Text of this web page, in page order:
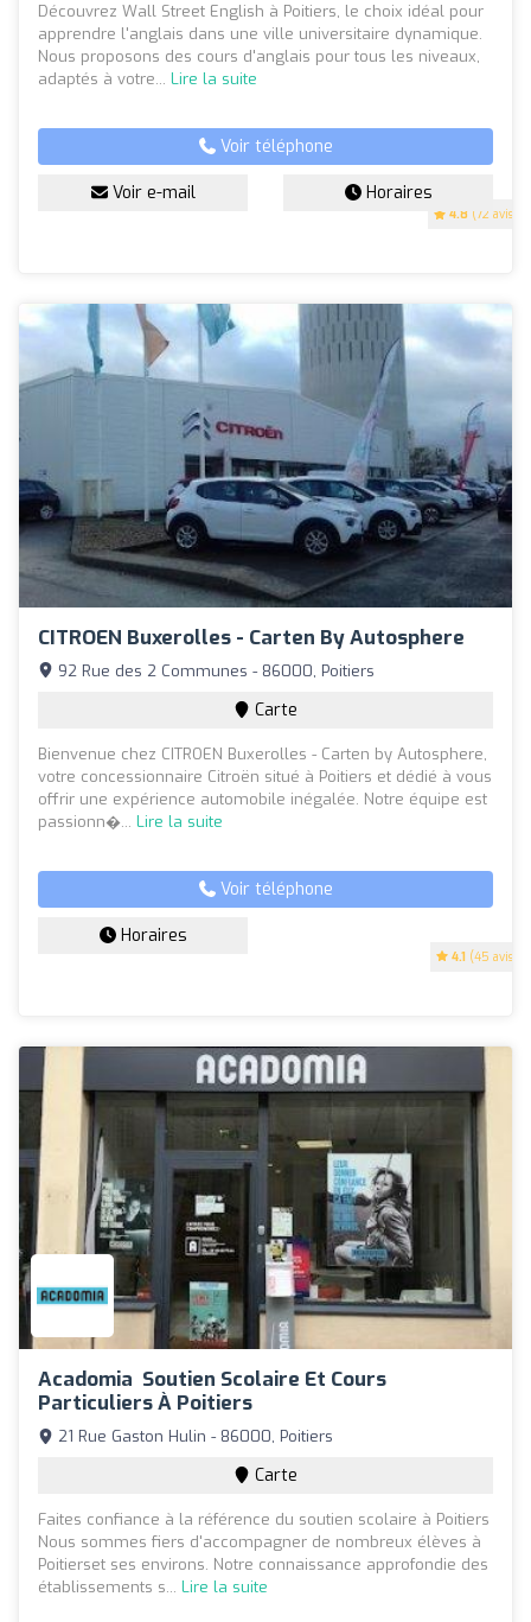
4.8 (72 avis)
Découvrez Wall Street English à Poitiers, le choix idéal pour
apprendre l'anglais dans une ville universitaire dynamique.
Nous proposons des cours d'anglais pour tous les niveaux,
adaptés à votre... Lire la suite
Voir téléphone
Voir e-mail Horaires
CITROEN Buxerolles - Carten By Autosphere
4.1 (45 avis)
92 Rue des 2 Communes - 86000, Poitiers
Carte
Bienvenue chez CITROEN Buxerolles - Carten by Autosphere,
votre concessionnaire Citroën situé à Poitiers et dédié à vous
offrir une expérience automobile inégalée. Notre équipe est
passionn�... Lire la suite
Voir téléphone
Horaires
Acadomia ‍ Soutien Scolaire Et Cours
Particuliers À Poitiers
21 Rue Gaston Hulin - 86000, Poitiers
Carte
Faites confiance à la référence du soutien scolaire à Poitiers
Nous sommes fiers d'accompagner de nombreux élèves à
Poitierset ses environs. Notre connaissance approfondie des
établissements s... Lire la suite